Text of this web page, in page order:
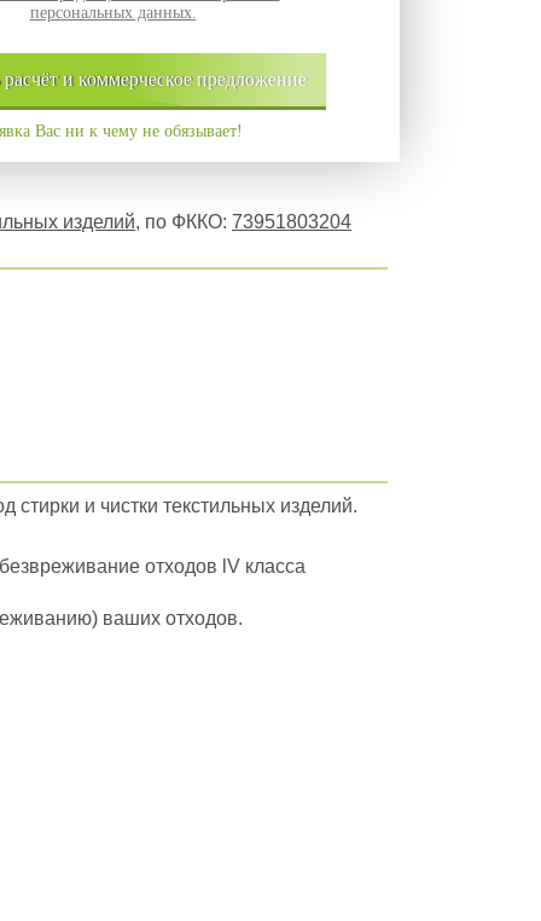
персональных данных.
расчёт и коммерческоепредложение
Вас ни к чему не обязывает!
изделий, по ФККО: 73951803204
стирки и чистки текстильных изделий.
отходов lV класса
ваших отходов.